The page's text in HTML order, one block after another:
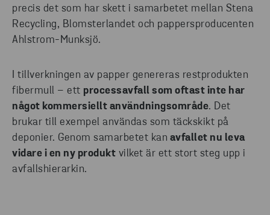
precis det som har skett i samarbetet mellan Stena
Recycling, Blomsterlandet och pappersproducenten
Ahlstrom-Munksjö.
I tillverkningen av papper genereras restprodukten
fibermull – ett processavfall som oftast inte har
något kommersiellt användningsområde. Det
brukar till exempel användas som täckskikt på
deponier. Genom samarbetet kan avfallet nu leva
vidare i en ny produkt vilket är ett stort steg upp i
avfallshierarkin.